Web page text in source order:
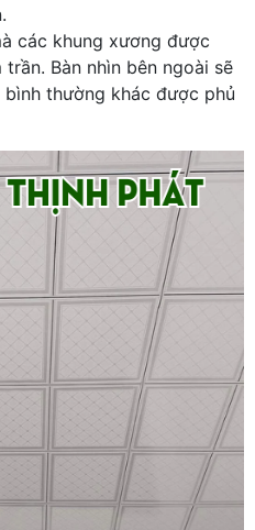
các khung xương được
Bàn nhìn bên ngoài sẽ
thường khác được phủ